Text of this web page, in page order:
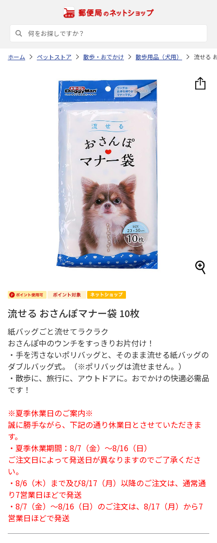
ホーム ペットストア 散歩・おでかけ 散歩用品（犬用） 流せる
流せる おさんぽマナー袋 10枚
紙バッグごと流せてラクラク
おさんぽ中のウンチをすっきりお片付け！
・手を汚さないポリバッグと、そのまま流せる紙バッグの
ダブルバッグ式。（※ポリバッグは流せません。）
・散歩に、旅行に、アウトドアに。おでかけの快適必需品
です！
※夏季休業日のご案内※
誠に勝手ながら、下記の通り休業日とさせていただきま
す。
・夏季休業期間：8/7（金）～8/16（日）
ご注文日によって発送日が異なりますのでご了承くださ
い。
・8/6（木）まで及び8/17（月）以降のご注文は、通常通
り7営業日ほどで発送
・8/7（金）～8/16（日）のご注文は、8/17（月）から7
営業日ほどで発送